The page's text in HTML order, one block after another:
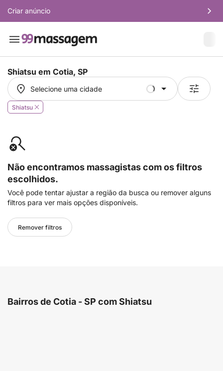
Criar anúncio
Shiatsu em Cotia, SP
Selecione uma cidade
Selecione uma cidade
Shiatsu
Não encontramos massagistas com os filtros
escolhidos.
Você pode tentar ajustar a região da busca ou remover alguns
filtros para ver mais opções disponíveis.
Remover filtros
Bairros de Cotia - SP com Shiatsu